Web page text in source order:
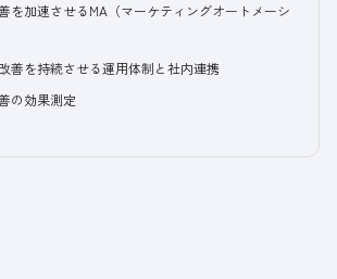
を加速させるMA（マーケティングオートメーシ
善を持続させる運用体制と社内連携
の効果測定